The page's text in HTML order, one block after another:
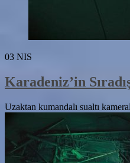
03 NIS
Karadeniz’in
Uzaktan kumandalı sualtı